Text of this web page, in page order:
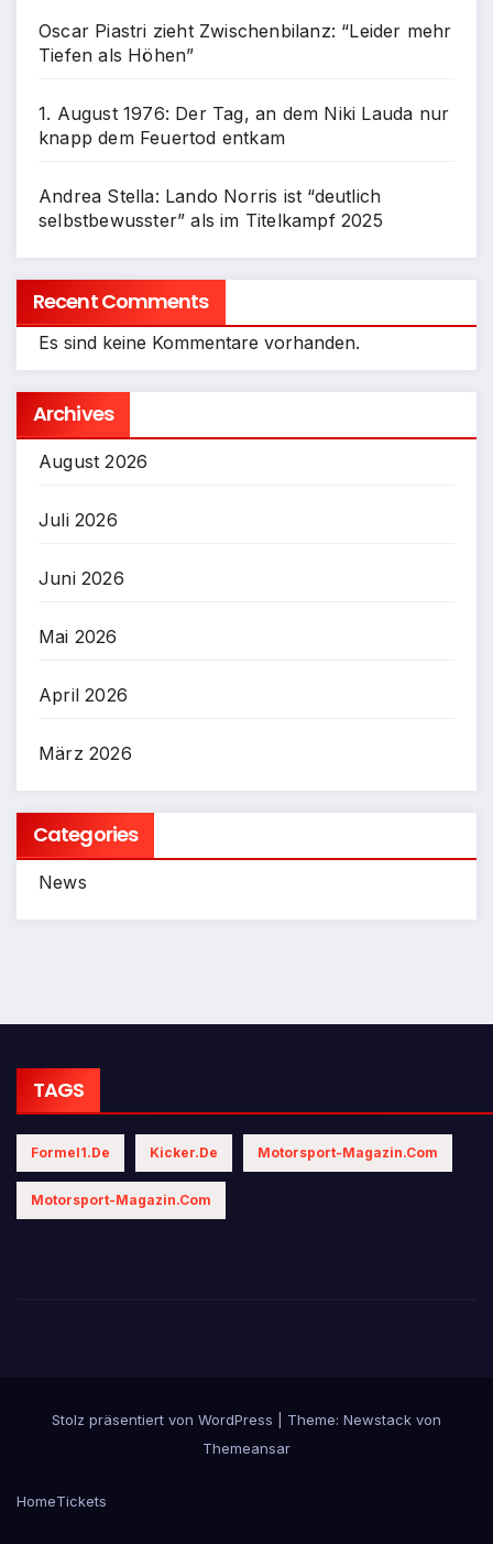
Oscar Piastri zieht Zwischenbilanz: “Leider mehr
Tiefen als Höhen”
1. August 1976: Der Tag, an dem Niki Lauda nur
knapp dem Feuertod entkam
Andrea Stella: Lando Norris ist “deutlich
selbstbewusster” als im Titelkampf 2025
Recent Comments
Es sind keine Kommentare vorhanden.
Archives
August 2026
Juli 2026
Juni 2026
Mai 2026
April 2026
März 2026
Categories
News
TAGS
Formel1.de Kicker.de Motorsport-Magazin.com
Motorsport-Magazin.com
Stolz präsentiert von WordPress Theme: Newstack von
Themeansar
HomeTickets